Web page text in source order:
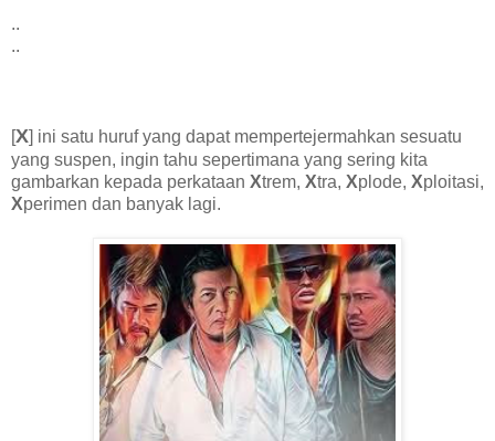
..
..
[X] ini satu huruf yang dapat mempertejermahkan sesuatu
yang suspen, ingin tahu sepertimana yang sering kita
gambarkan kepada perkataan Xtrem, Xtra, Xplode, Xploitasi,
Xperimen dan banyak lagi.